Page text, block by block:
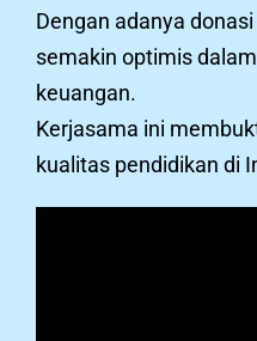
Dengan adanya
semakin optimis
keuangan.
Kerjasama ini
kualitas pendidikan di